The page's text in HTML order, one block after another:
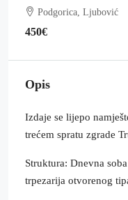
Podgorica, Ljubović
450€
Opis
Izdaje se lijepo
trećem spratu zgrade
Struktura: Dnevna
trpezarija otvorenog